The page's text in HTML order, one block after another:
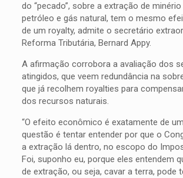
do “pecado”, sobre a extração de
petróleo e gás natural, tem o mesmo
de um royalty, admite o secretário
Reforma Tributária, Bernard Appy.
A afirmação corrobora a avaliação dos
atingidos, que veem redundância na
que já recolhem royalties para
dos recursos naturais.
“O efeito econômico é exatamente de
questão é tentar entender por que o
a extração lá dentro, no escopo do
Foi, suponho eu, porque eles entendem
de extração, ou seja, cavar a terra, pode